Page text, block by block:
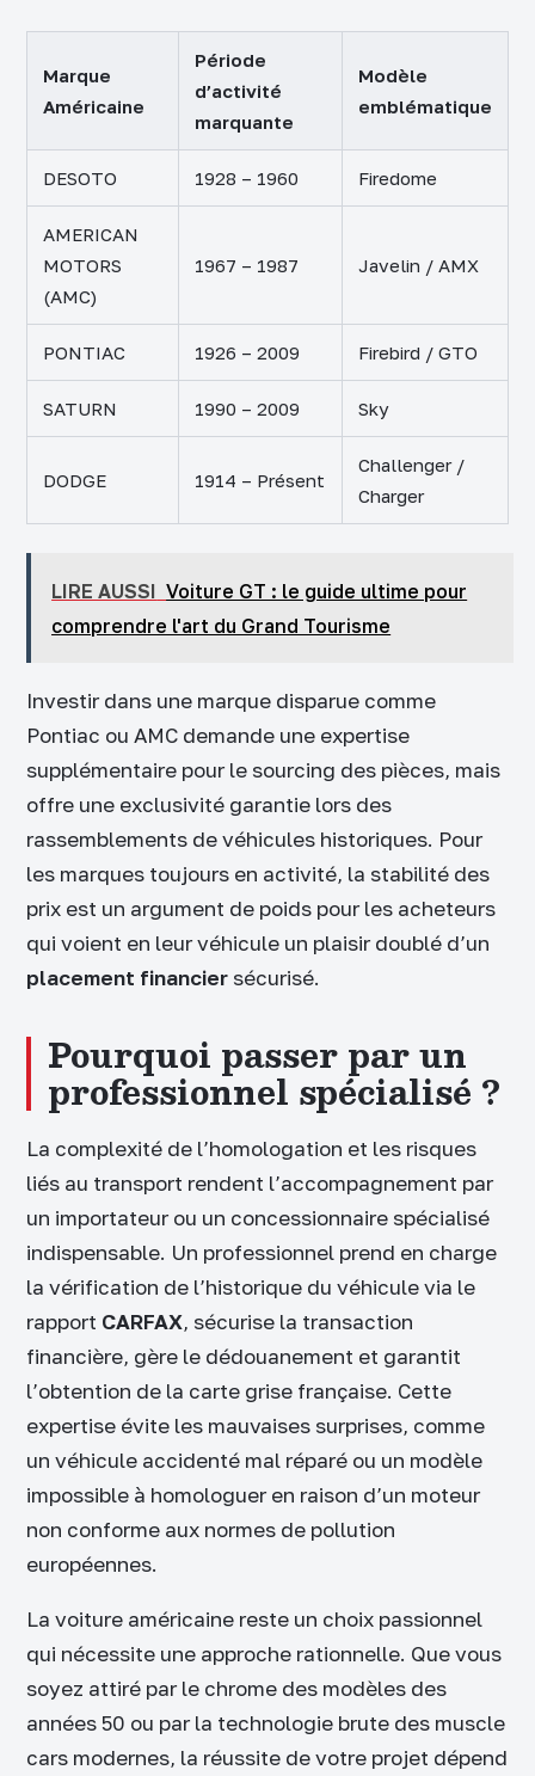
Marque
Américaine
Période
d’activité
marquante
Modèle
emblématique
DESOTO 1928 – 1960 Firedome
AMERICAN
MOTORS
(AMC)
1967 – 1987 Javelin / AMX
PONTIAC 1926 – 2009 Firebird / GTO
SATURN 1990 – 2009 Sky
DODGE 1914 – Présent
Challenger /
Charger
LIRE AUSSI Voiture GT : le guide ultime pour
comprendre l'art du Grand Tourisme
Investir dans une marque disparue comme
Pontiac ou AMC demande une expertise
supplémentaire pour le sourcing des pièces, mais
offre une exclusivité garantie lors des
rassemblements de véhicules historiques. Pour
les marques toujours en activité, la stabilité des
prix est un argument de poids pour les acheteurs
qui voient en leur véhicule un plaisir doublé d’un
placement financier sécurisé.
Pourquoi passer par un
professionnel spécialisé ?
La complexité de l’homologation et les risques
liés au transport rendent l’accompagnement par
un importateur ou un concessionnaire spécialisé
indispensable. Un professionnel prend en charge
la vérification de l’historique du véhicule via le
rapport CARFAX, sécurise la transaction
financière, gère le dédouanement et garantit
l’obtention de la carte grise française. Cette
expertise évite les mauvaises surprises, comme
un véhicule accidenté mal réparé ou un modèle
impossible à homologuer en raison d’un moteur
non conforme aux normes de pollution
européennes.
La voiture américaine reste un choix passionnel
qui nécessite une approche rationnelle. Que vous
soyez attiré par le chrome des modèles des
années 50 ou par la technologie brute des muscle
cars modernes, la réussite de votre projet dépend